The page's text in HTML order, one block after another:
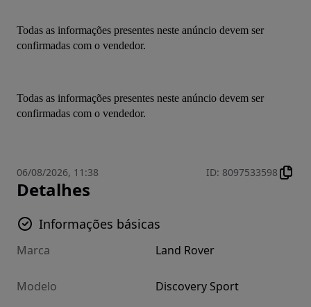
Todas as informações presentes neste anúncio devem ser
confirmadas com o vendedor.
Todas as informações presentes neste anúncio devem ser
confirmadas com o vendedor.
06/08/2026, 11:38 ID: 8097533598
Detalhes
Informações básicas
Marca Land Rover
Modelo Discovery Sport